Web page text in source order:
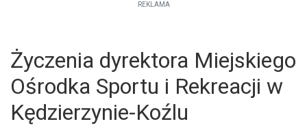
REKLAMA
Życzenia dyrektora Miejskiego
Ośrodka Sportu i Rekreacji w
Kędzierzynie-Koźlu